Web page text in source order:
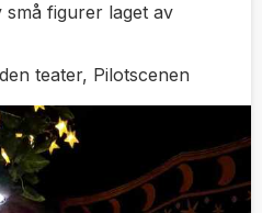
små figurer laget av
teater, Pilotscenen